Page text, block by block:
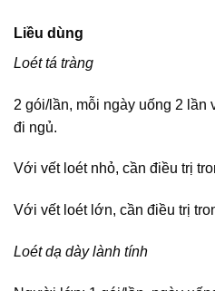
Liều dùng
Loét tá tràng
2 gói/lần, mỗi ngày uống 2 lần
đi ngủ.
Với vết loét nhỏ, cần điều trị
Với vết loét lớn, cần điều trị
Loét dạ dày lành tính